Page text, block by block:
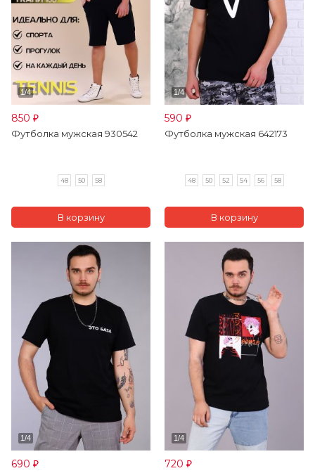
850 ₽
Футболка мужская 930542
48 50 58
590 ₽
Футболка мужская 642173
48 50 52 54 56 58
690 ₽ 720 ₽